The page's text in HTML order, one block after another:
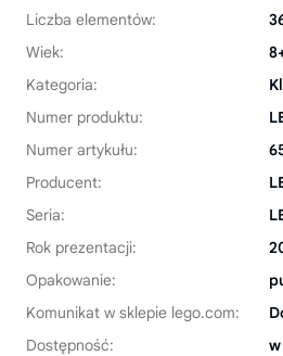
Liczba elementów:
Wiek:
Kategoria:
Numer produktu:
Numer artykułu:
Producent:
Seria:
Rok prezentacji:
Opakowanie:
Komunikat w sklepie lego.com:
Dostępność: